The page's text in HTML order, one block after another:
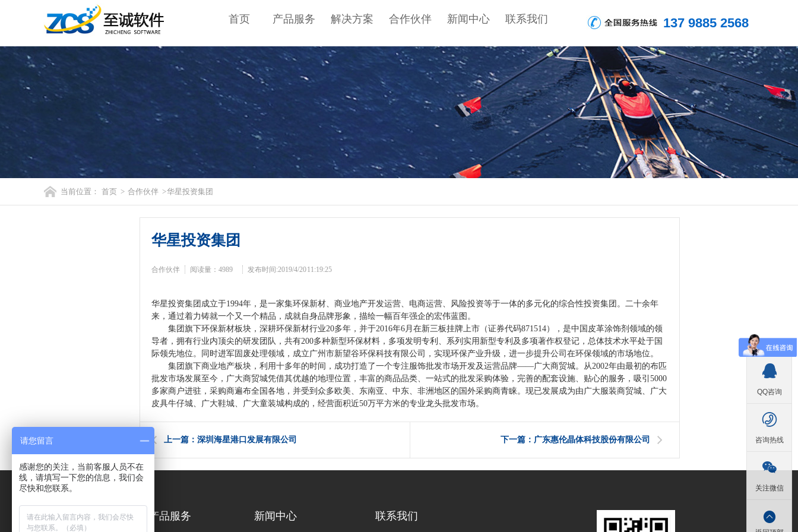
首页 产品服务 解决方案 合作伙伴 新闻中心 联系我们 137 9885 2568
当前位置： 首页 > 合作伙伴 > 华星投资集团
华星投资集团
合作伙伴 阅读量： 4989 发布时间:2019/4/20 11:19:25
华星投资集团成立于1994年，是一家集环保新材、商业地产开发运营、电商运营、风险投资等于一体的多元化的综合性投资集团。二十余年
来，通过着力铸就一个又一个精品，成就自身品牌形象，描绘一幅百年强企的宏伟蓝图。
集团旗下环保新材板块，深耕环保新材行业20多年，并于2016年6月在新三板挂牌上市（证券代码871514），是中国皮革涂饰剂领域的领
导者， 拥有行业内顶尖的研发团队，共有200多种新型环保材料，多项发明专利、系列实用新型专利及多项著作权登记，总体技术水平处于国
际领先地位。同时进军固废处理领域，成立广州市新望谷环保科技有限公司，实现环保产业升级，进一步提升公司在环保领域的市场地位。
集团旗下商业地产板块，利用十多年的时间，成功打造了一个专注服饰批发市场开发及运营品牌——广大商贸城。从2002年由最初的布匹
批发市场发展至今，广大商贸城凭借其优越的地理位置，丰富的商品品类、一站式的批发采购体验，完善的配套设施、贴心的服务，吸引 5000
多家商户进驻，采购商遍布全国各地，并受到众多欧美、东南亚、中东、非洲地区的国外采购商青睐。现已发展成为由广大服装商贸城、广大
皮具牛仔城、广大鞋城、广大童装城构成的，经营面积近50万平方米的专业龙头批发市场。
上一篇：深圳海星港口发展有限公司 下一篇：广东惠伦晶体科技股份有限公司
关于我们 产品服务 新闻中心 联系我们

QQ咨询

咨询热线

关注微信

请您留言
感谢您的关注，当前客服人员不在
线，请填写一下您的信息，我们会
尽快和您联系。